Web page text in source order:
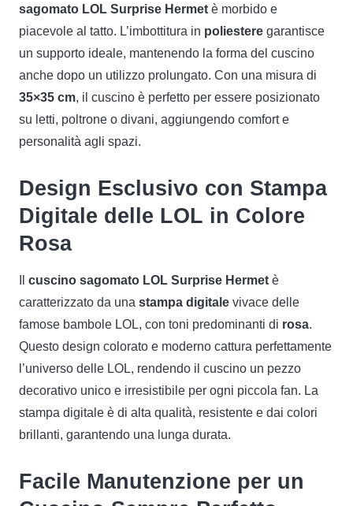
sagomato LOL Surprise Hermet è morbido e
piacevole al tatto. L’imbottitura in poliestere garantisce
un supporto ideale, mantenendo la forma del cuscino
anche dopo un utilizzo prolungato. Con una misura di
35×35 cm, il cuscino è perfetto per essere posizionato
su letti, poltrone o divani, aggiungendo comfort e
personalità agli spazi.
Design Esclusivo con Stampa
Digitale delle LOL in Colore
Rosa
cuscino sagomato LOL Surprise Hermet è
caratterizzato da una stampa digitale vivace delle
famose bambole LOL, con toni predominanti di rosa.
Questo design colorato e moderno cattura perfettamente
l’universo delle LOL, rendendo il cuscino un pezzo
decorativo unico e irresistibile per ogni piccola fan. La
stampa digitale è di alta qualità, resistente e dai colori
brillanti, garantendo una lunga durata.
Facile Manutenzione per un